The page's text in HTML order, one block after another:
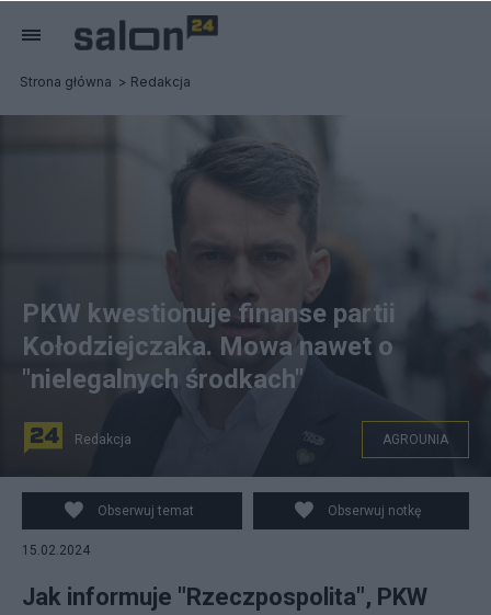
Strona główna Redakcja
Lider Agrounii Michał Kołodziejczak. Fot. PAP/Radek
Pietruszka
PKW kwestionuje finanse partii
Kołodziejczaka. Mowa nawet o
"nielegalnych środkach"
Redakcja AGROUNIA
Obserwuj temat Obserwuj notkę
15.02.2024
Jak informuje "Rzeczpospolita", PKW